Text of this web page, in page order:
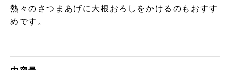
熱々のさつまあげに大根おろしをかけるのもおすす
めです。